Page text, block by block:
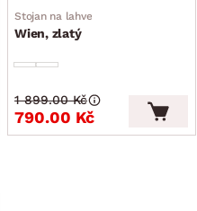
Stojan na lahve
Wien, zlatý
790.00 Kč
1 899.00 Kč